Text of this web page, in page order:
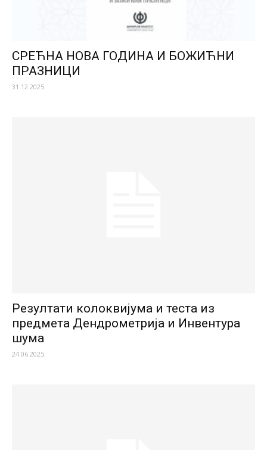
СРЕЋНА НОВА ГОДИНА И БОЖИЋНИ
ПРАЗНИЦИ
31.12.2025.
Резултати колоквијума и теста из
предмета Дендрометрија и Инвентура
шума
24.06.2025.